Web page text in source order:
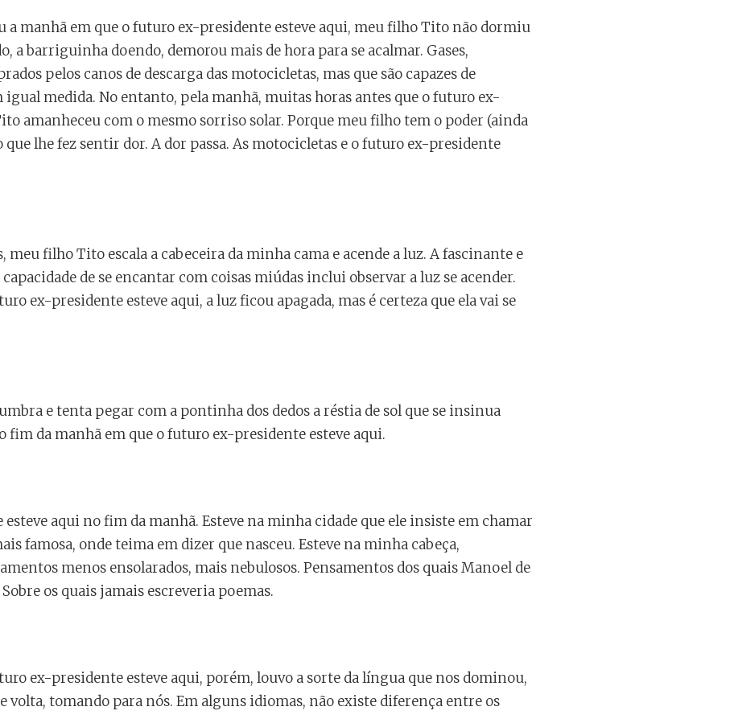
a manhã em que o futuro ex-presidente esteve aqui, meu filho Tito não dormiu
a barriguinha doendo, demorou mais de hora para se acalmar. Gases,
pelos canos de descarga das motocicletas, mas que são capazes de
medida. No entanto, pela manhã, muitas horas antes que o futuro ex-
amanheceu com o mesmo sorriso solar. Porque meu filho tem o poder (ainda
que lhe fez sentir dor. A dor passa. As motocicletas e o futuro ex-presidente
meu filho Tito escala a cabeceira da minha cama e acende a luz. A fascinante e
de se encantar com coisas miúdas inclui observar a luz se acender.
ex-presidente esteve aqui, a luz ficou apagada, mas é certeza que ela vai se
e tenta pegar com a pontinha dos dedos a réstia de sol que se insinua
fim da manhã em que o futuro ex-presidente esteve aqui.
aqui no fim da manhã. Esteve na minha cidade que ele insiste em chamar
famosa, onde teima em dizer que nasceu. Esteve na minha cabeça,
menos ensolarados, mais nebulosos. Pensamentos dos quais Manoel de
os quais jamais escreveria poemas.
ex-presidente esteve aqui, porém, louvo a sorte da língua que nos dominou,
volta, tomando para nós. Em alguns idiomas, não existe diferença entre os